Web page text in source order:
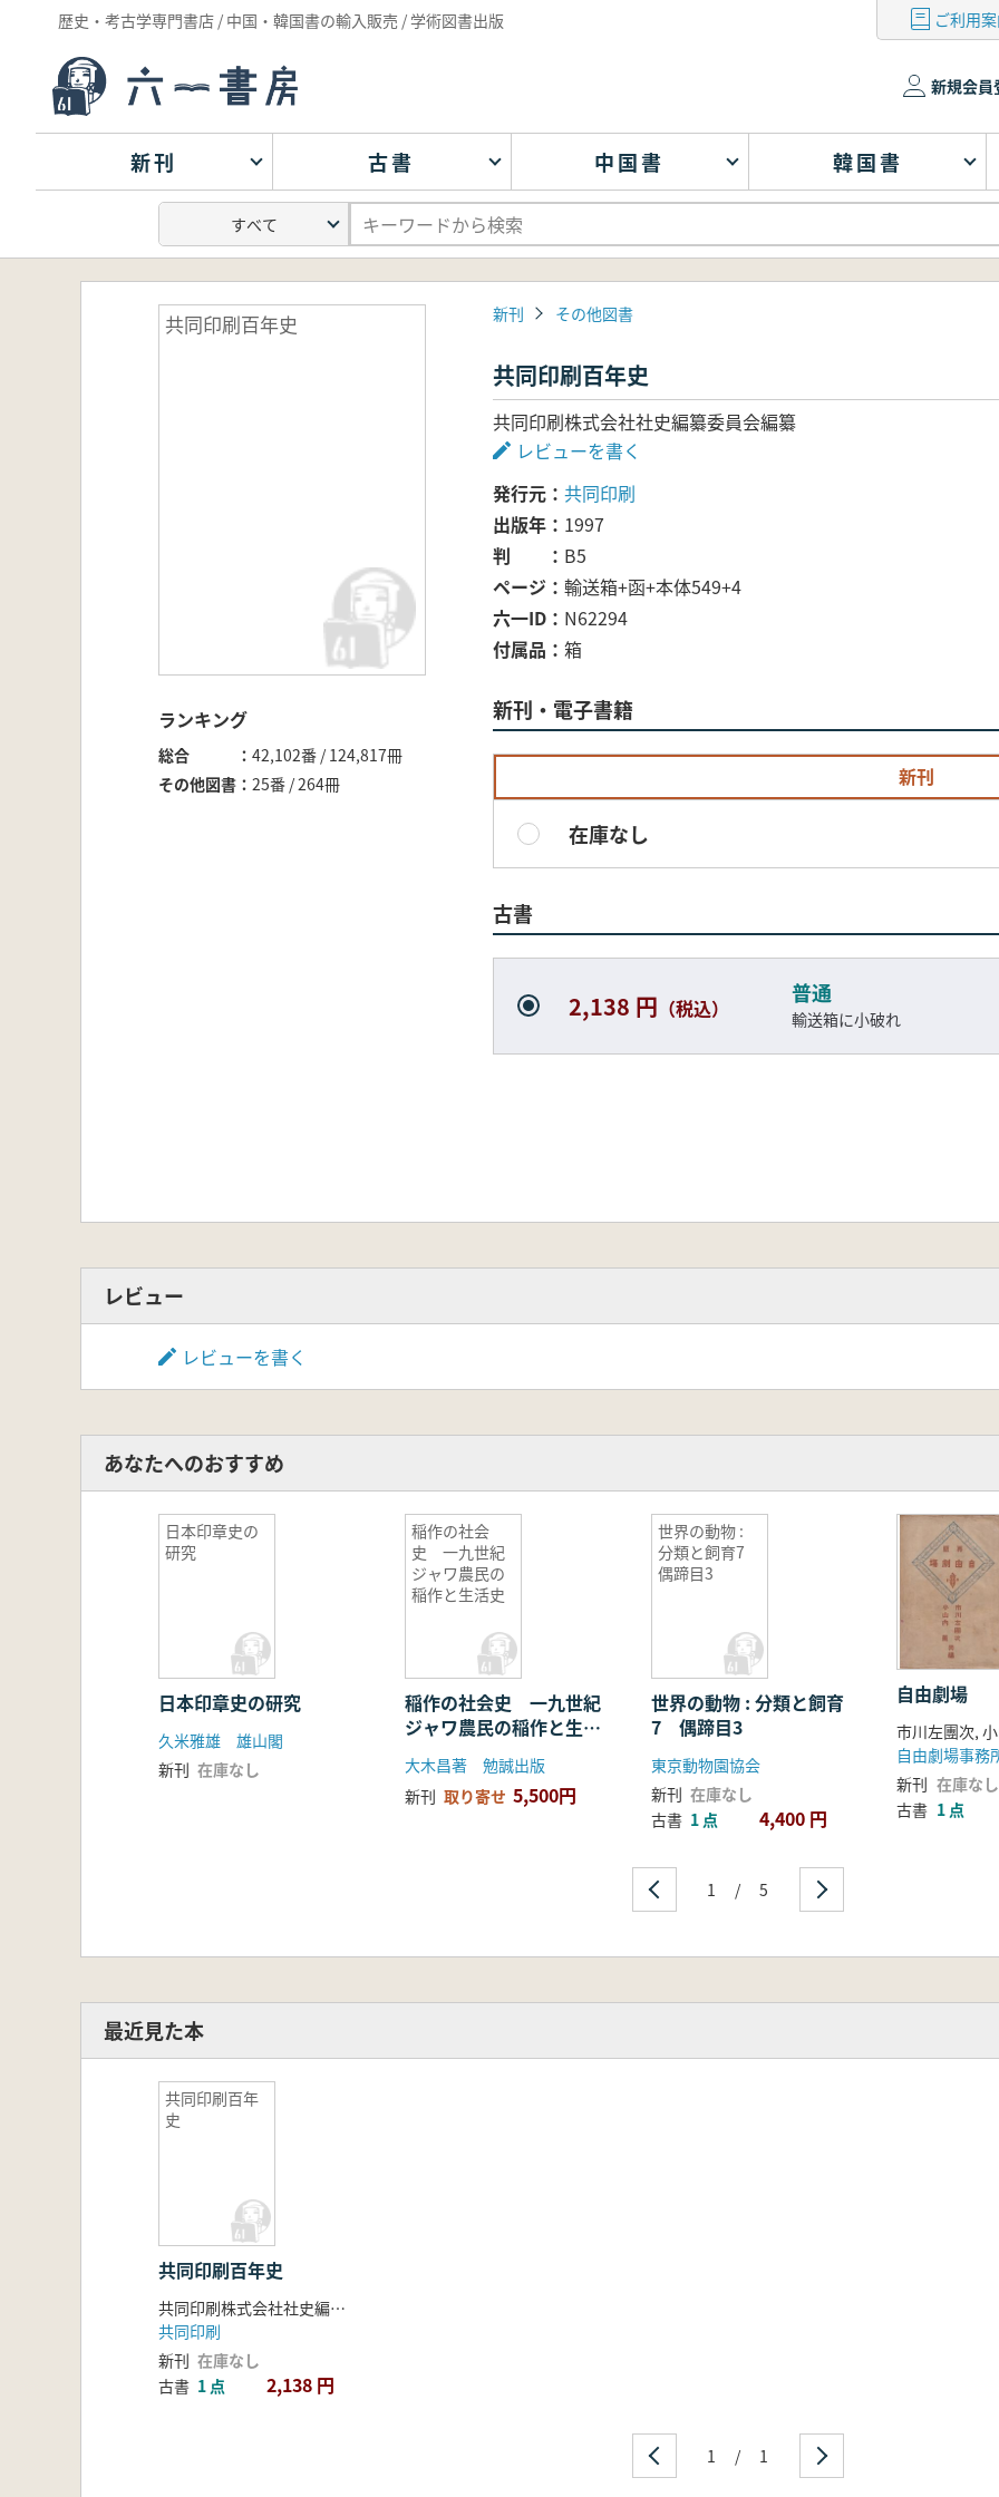
歴史・考古学専門書店 / 中国・韓国書の輸入販売 / 学術図書出版 ご利用
新規会員
新刊 古書 中国書 韓国書
共同印刷百年史
ランキング
総合
42,102番 / 124,817冊
その他図書
25番 / 264冊
新刊 その他図書
共同印刷百年史
共同印刷株式会社社史編纂委員会編纂
レビューを書く
発行元
共同印刷
出版年
1997
判
B5
ページ
輸送箱+函+本体549+4
六一ID
N62294
付属品
箱
新刊・電子書籍
新刊
在庫なし
古書
2,138 円 （税込）
普通
輸送箱に小破れ
レビュー
レビューを書く
あなたへのおすすめ
日本印章史の
研究
日本印章史の研究
久米雅雄 雄山閣
新刊 在庫なし
稲作の社会
史 一九世紀
ジャワ農民の
稲作と生活史
稲作の社会史 一九世紀
ジャワ農民の稲作と生活
史
大木昌著 勉誠出版
新刊 取り寄せ 5,500円
世界の動物 :
分類と飼育7
偶蹄目3
世界の動物 : 分類と飼育
7 偶蹄目3
東京動物園協会
新刊 在庫なし
古書 1 点 4,400 円
自由劇場
市川左團次,
新刊 在庫なし
古書 1 点
1 / 5
最近見た本
共同印刷百年
史
共同印刷百年史
共同印刷株式会社社史編纂委員会編纂
共同印刷
新刊 在庫なし
古書 1 点 2,138 円
1 / 1